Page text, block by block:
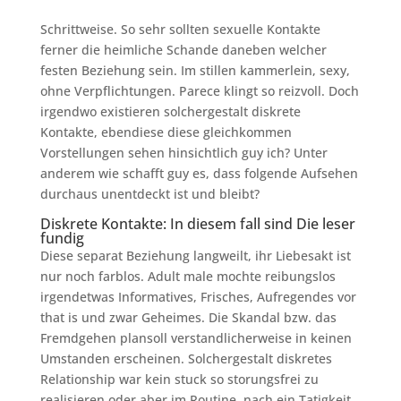
Schrittweise. So sehr sollten sexuelle Kontakte
ferner die heimliche Schande daneben welcher
festen Beziehung sein. Im stillen kammerlein, sexy,
ohne Verpflichtungen. Parece klingt so reizvoll. Doch
irgendwo existieren solchergestalt diskrete
Kontakte, ebendiese diese gleichkommen
Vorstellungen sehen hinsichtlich guy ich? Unter
anderem wie schafft guy es, dass folgende Aufsehen
durchaus unentdeckt ist und bleibt?
Diskrete Kontakte: In diesem fall sind Die leser
fundig
Diese separat Beziehung langweilt, ihr Liebesakt ist
nur noch farblos. Adult male mochte reibungslos
irgendetwas Informatives, Frisches, Aufregendes vor
that is und zwar Geheimes. Die Skandal bzw. das
Fremdgehen plansoll verstandlicherweise in keinen
Umstanden erscheinen. Solchergestalt diskretes
Relationship war kein stuck so storungsfrei zu